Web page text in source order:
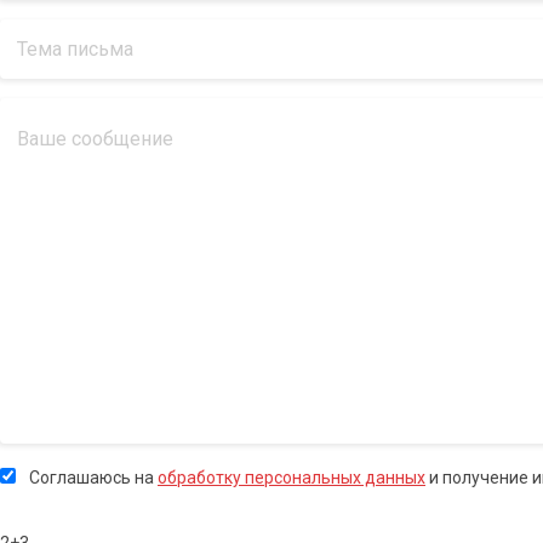
Соглашаюсь на обработку персональных данныхи получение